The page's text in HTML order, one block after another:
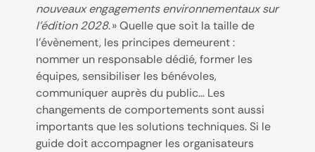
nouveaux engagements environnementaux sur
l’édition 2028. » Quelle que soit la taille de
l’évènement, les principes demeurent :
nommer un responsable dédié, former les
équipes, sensibiliser les bénévoles,
communiquer auprès du public… Les
changements de comportements sont aussi
importants que les solutions techniques. Si le
guide doit accompagner les organisateurs